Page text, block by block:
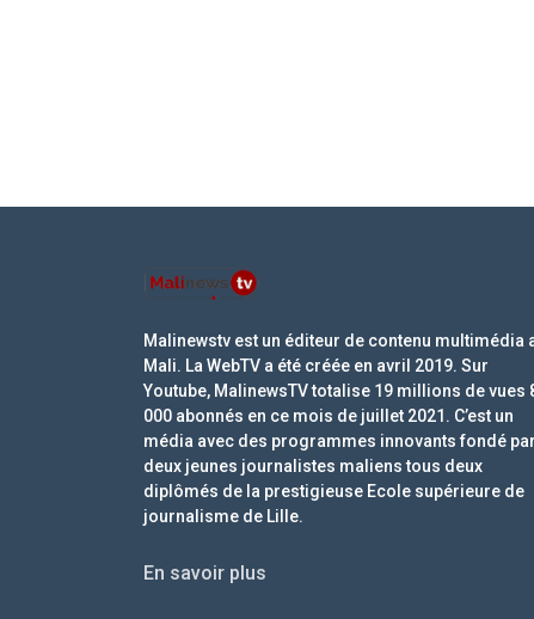
Malinewstv est un éditeur de contenu multimédia
Mali. La WebTV a été créée en avril 2019. Sur
Youtube, MalinewsTV totalise 19 millions de vues
000 abonnés en ce mois de juillet 2021. C’est un
média avec des programmes innovants fondé par
deux jeunes journalistes maliens tous deux
diplômés de la prestigieuse Ecole supérieure de
journalisme de Lille.
En savoir plus